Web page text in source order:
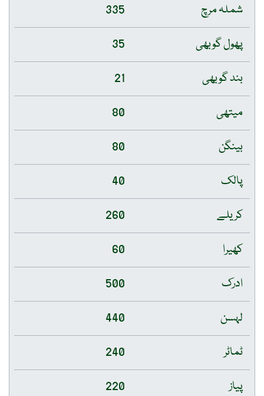
شملہ مرچ
335
پھول گوبھی
35
بند گوبھی
21
میتھی
80
بینگن
80
پالک
40
کریلے
260
کھیرا
60
ادرک
500
لہسن
440
ٹماٹر
240
پیاز
220